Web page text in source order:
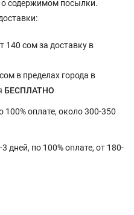
содержимом посылки.
140 сом за доставку в
в пределах города в
БЕСПЛАТНО
оплате, около 300-350
дней, по 100% оплате, от 180-